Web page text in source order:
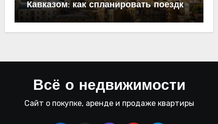
Кавказом: как спланировать поездку
из Махачкалы в Баку
Всё о недвижимости
Сайт о покупке, аренде и продаже квартиры